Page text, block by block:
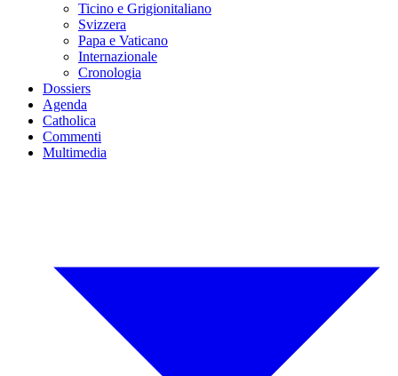
Ticino e Grigionitaliano
Svizzera
Papa e Vaticano
Internazionale
Cronologia
Dossiers
Agenda
Catholica
Commenti
Multimedia